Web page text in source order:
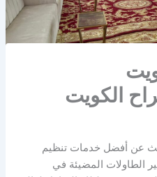
عن أفضل خدمات تنظيم
الطاولات المضيئة في